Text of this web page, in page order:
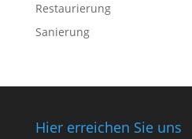
Restaurierung
Sanierung
Hier erreichen Sie uns